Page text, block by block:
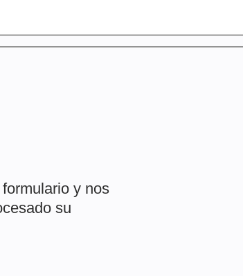
y nos
su